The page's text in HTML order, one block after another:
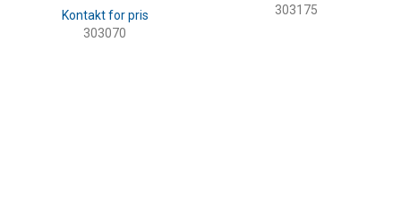
303070
303175